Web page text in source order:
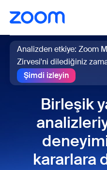
içeriğe atla
yardımına atla
Şimdi izleyin
Analizden etkiye: Zoom
Zirvesi'ni dilediğiniz
Şimdi izleyin
Birleşik
kararlara